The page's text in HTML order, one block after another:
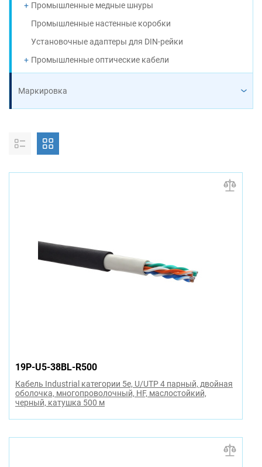
Промышленные медные шнуры
Промышленные настенные коробки
Установочные адаптеры для DIN-рейки
Промышленные оптические кабели
Маркировка
19P-U5-38BL-R500
Кабель Industrial категории 5e, U/UTP 4 парный, двойная
оболочка, многопроволочный, HF, маслостойкий,
черный, катушка 500 м